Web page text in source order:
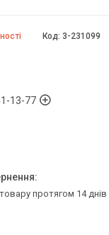
Код: 3-231099
13-77
протягом 14 днів